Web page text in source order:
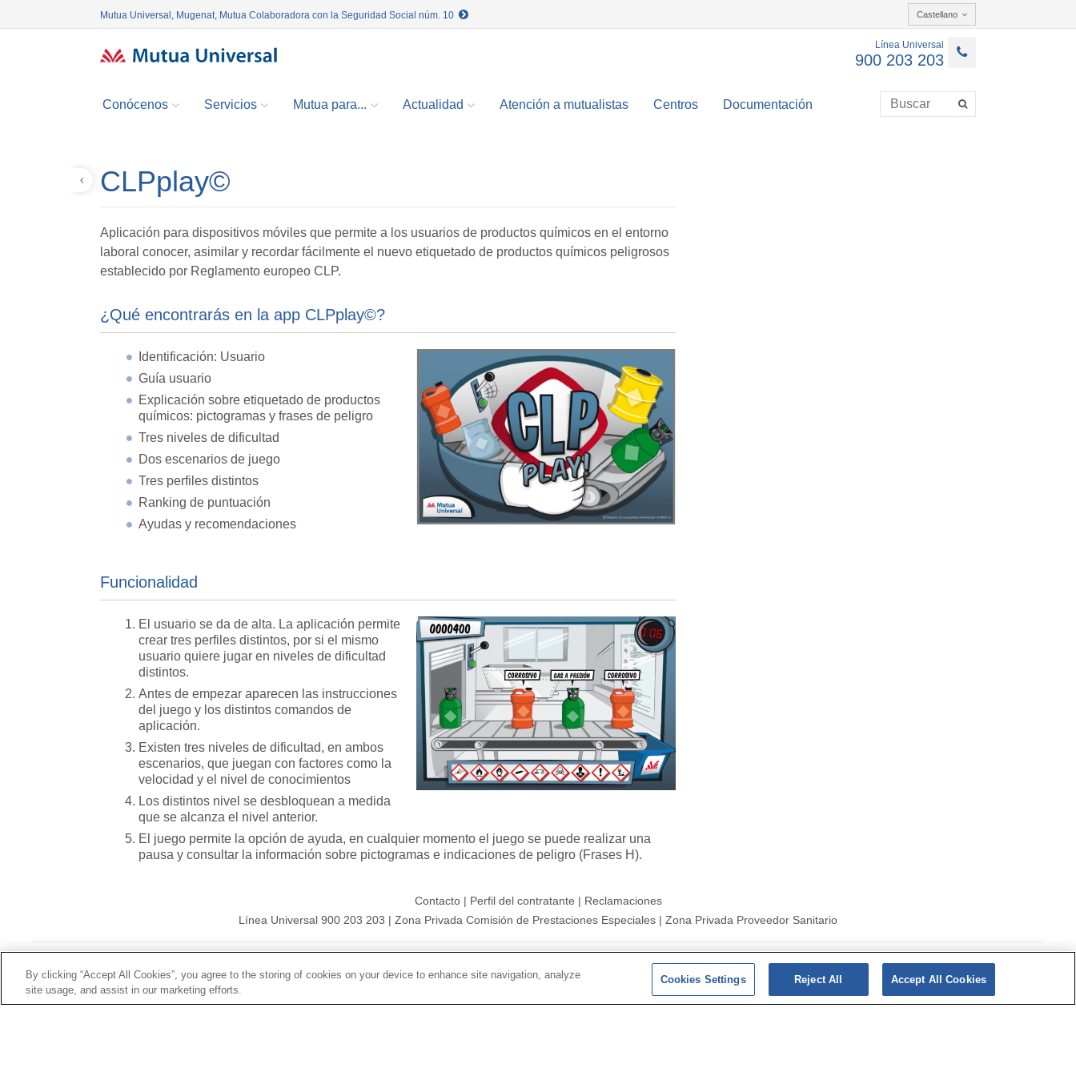
Mutua Universal, Mugenat, Mutua Colaboradora con la Seguridad Social núm. 10 Castellano
Línea Universal
900 203 203
Conócenos Servicios Mutua para... Actualidad Atención a mutualistas Centros Documentación
CLPplay©
Aplicación para dispositivos móviles que permite a los usuarios de productos químicos en el entorno
laboral conocer, asimilar y recordar fácilmente el nuevo etiquetado de productos químicos peligrosos
establecido por Reglamento europeo CLP.
¿Qué encontrarás en la app CLPplay©?
Identificación: Usuario
Guía usuario
Explicación sobre etiquetado de productos
químicos: pictogramas y frases de peligro
Tres niveles de dificultad
Dos escenarios de juego
Tres perfiles distintos
Ranking de puntuación
Ayudas y recomendaciones
Funcionalidad
El usuario se da de alta. La aplicación permite
crear tres perfiles distintos, por si el mismo
usuario quiere jugar en niveles de dificultad
distintos.
Antes de empezar aparecen las instrucciones
del juego y los distintos comandos de
aplicación.
Existen tres niveles de dificultad, en ambos
escenarios, que juegan con factores como la
velocidad y el nivel de conocimientos
Los distintos nivel se desbloquean a medida
que se alcanza el nivel anterior.
El juego permite la opción de ayuda, en cualquier momento el juego se puede realizar una
pausa y consultar la información sobre pictogramas e indicaciones de peligro (Frases H).
Contacto| Perfil del contratante | Reclamaciones
Línea Universal 900 203 203 | Zona Privada Comisión de Prestaciones Especiales | Zona Privada Proveedor Sanitario
Política de Protección de Datos | Politica de cookies
By clicking “Accept All Cookies”, you agree to the storing of cookies on your device to enhance site navigation, analyze
site usage, and assist in our marketing efforts.
Cookies Settings Reject All Accept All Cookies